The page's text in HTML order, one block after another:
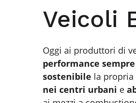
Veicoli
Oggi ai produttori di
performance
sostenibile la propria
nei centri urbani e